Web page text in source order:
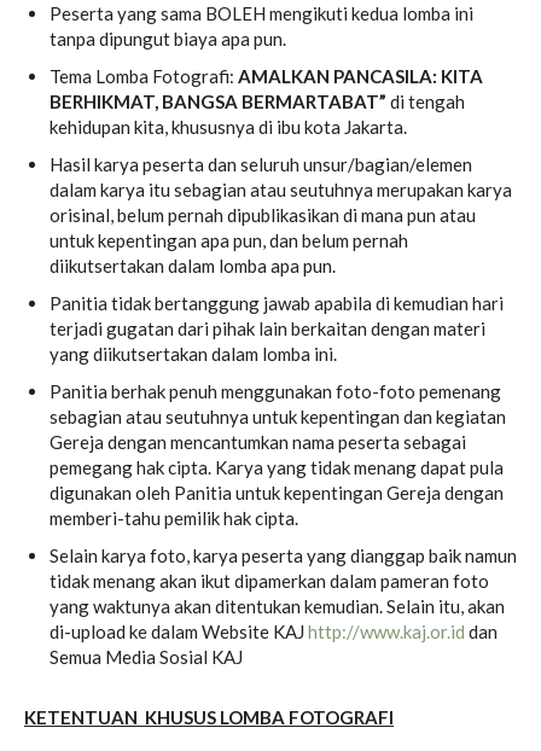
Peserta yang sama BOLEH mengikuti kedua lomba ini
tanpa dipungut biaya apa pun.
Tema Lomba Fotografi: AMALKAN PANCASILA: KITA
BERHIKMAT, BANGSA BERMARTABAT” di tengah
kehidupan kita, khususnya di ibu kota Jakarta.
Hasil karya peserta dan seluruh unsur/bagian/elemen
dalam karya itu sebagian atau seutuhnya merupakan karya
orisinal, belum pernah dipublikasikan di mana pun atau
untuk kepentingan apa pun, dan belum pernah
diikutsertakan dalam lomba apa pun.
Panitia tidak bertanggung jawab apabila di kemudian hari
terjadi gugatan dari pihak lain berkaitan dengan materi
yang diikutsertakan dalam lomba ini.
Panitia berhak penuh menggunakan foto-foto pemenang
sebagian atau seutuhnya untuk kepentingan dan kegiatan
Gereja dengan mencantumkan nama peserta sebagai
pemegang hak cipta. Karya yang tidak menang dapat pula
digunakan oleh Panitia untuk kepentingan Gereja dengan
memberi-tahu pemilik hak cipta.
Selain karya foto, karya peserta yang dianggap baik namun
tidak menang akan ikut dipamerkan dalam pameran foto
yang waktunya akan ditentukan kemudian. Selain itu, akan
di-upload ke dalam Website KAJ http://www.kaj.or.id dan
Semua Media Sosial KAJ
KETENTUAN KHUSUS LOMBA FOTOGRAFI